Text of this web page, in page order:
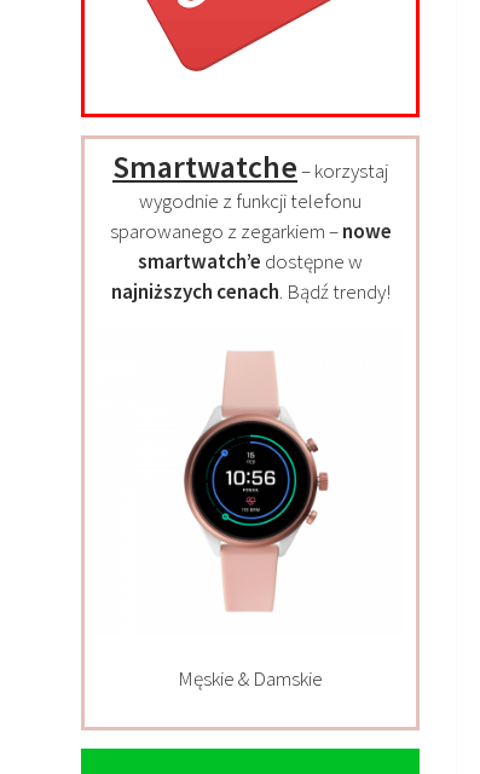
Smartwatche– korzystaj
wygodnie z funkcji telefonu
sparowanego z zegarkiem –nowe
smartwatch’e dostępne w
najniższych cenach. Bądź trendy!
Męskie & Damskie